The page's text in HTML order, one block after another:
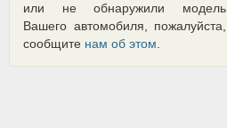
или не обнаружили модель
Вашего автомобиля, пожалуйста,
сообщите нам об этом